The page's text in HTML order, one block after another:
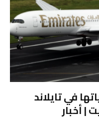
في تايلاند
| أخبار